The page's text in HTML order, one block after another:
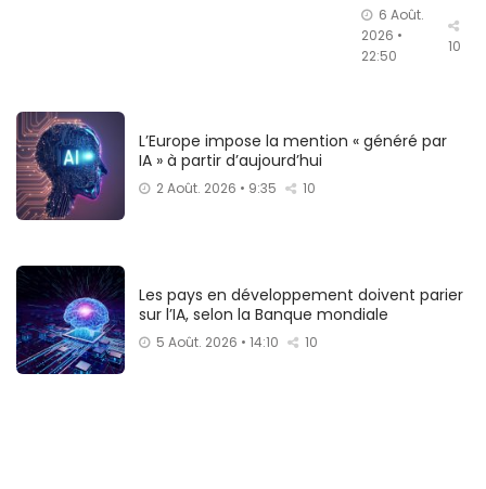
6 Août.
2026 •
22:50
10
L’Europe impose la mention « généré par
IA » à partir d’aujourd’hui
2 Août. 2026 • 9:35 10
Les pays en développement doivent parier
sur l’IA, selon la Banque mondiale
5 Août. 2026 • 14:10 10